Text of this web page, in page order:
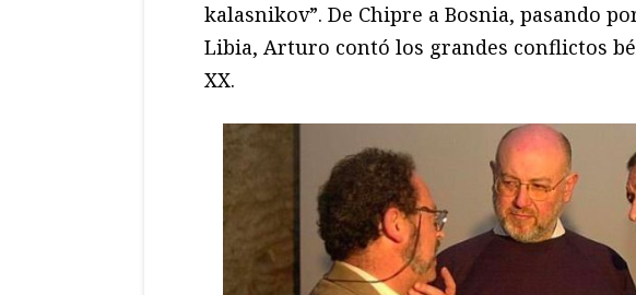
kalasnikov”. De Chipre a Bosnia, pasando
Libia, Arturo contó los grandes conflictos
XX.